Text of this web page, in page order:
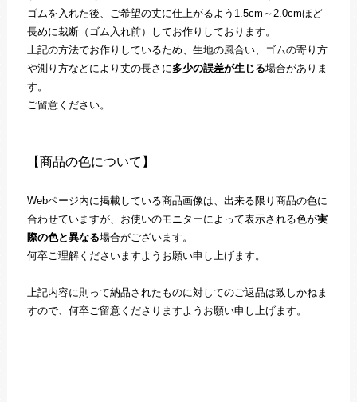
ゴムを入れた後、ご希望の丈に仕上がるよう1.5cm～2.0cmほど
長めに裁断（ゴム入れ前）してお作りしております。
上記の方法でお作りしているため、生地の風合い、ゴムの寄り方
や測り方などにより丈の長さに多少の誤差が生じる場合がありま
す。
ご留意ください。
【商品の色について】
Webページ内に掲載している商品画像は、出来る限り商品の色に
合わせていますが、お使いのモニターによって表示される色が実
際の色と異なる場合がございます。
何卒ご理解くださいますようお願い申し上げます。
上記内容に則って納品されたものに対してのご返品は致しかねま
すので、何卒ご留意くださりますようお願い申し上げます。